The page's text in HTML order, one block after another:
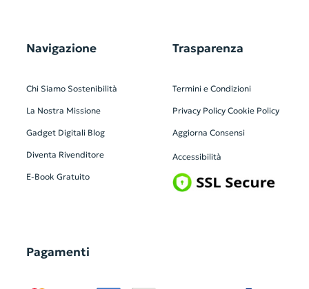
Navigazione
Chi Siamo Sostenibilità
La Nostra Missione
Gadget Digitali Blog
Diventa Rivenditore
E-Book Gratuito
Trasparenza
Termini e Condizioni
Privacy Policy Cookie Policy
Aggiorna Consensi
Accessibilità
Pagamenti